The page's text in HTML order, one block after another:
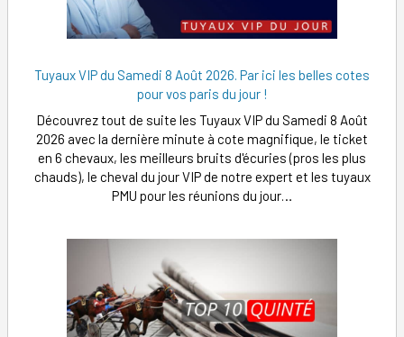
Tuyaux VIP du Samedi 8 Août 2026. Par ici les belles cotes
pour vos paris du jour !
Découvrez tout de suite les Tuyaux VIP du Samedi 8 Août
2026 avec la dernière minute à cote magnifique, le ticket
en 6 chevaux, les meilleurs bruits d'écuries (pros les plus
chauds), le cheval du jour VIP de notre expert et les tuyaux
PMU pour les réunions du jour…